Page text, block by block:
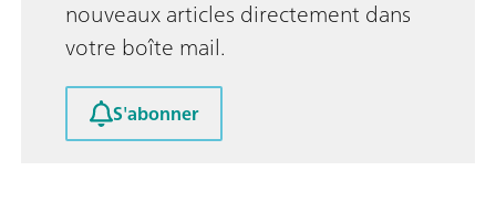
nouveaux articles directement dans
votre boîte mail.
S'abonner